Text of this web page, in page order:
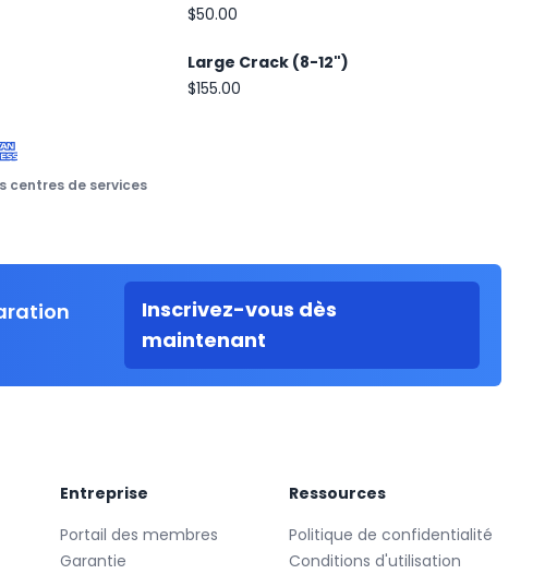
$50.00
Large Crack (8-12")
$155.00
centres de services
Inscrivez-vous dès
maintenant
Entreprise
Portail des membres
Garantie
Ressources
Politique de confidentialité
Conditions d'utilisation